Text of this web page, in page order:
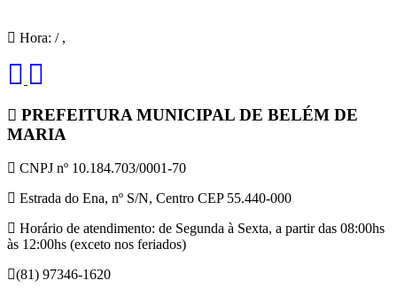
Hora: / ,
PREFEITURA MUNICIPAL DE BELÉM DE
MARIA
CNPJ nº 10.184.703/0001-70
Estrada do Ena, nº S/N, Centro CEP 55.440-000
Horário de atendimento: de Segunda à Sexta, a partir das 08:00hs
às 12:00hs (exceto nos feriados)
(81) 97346-1620